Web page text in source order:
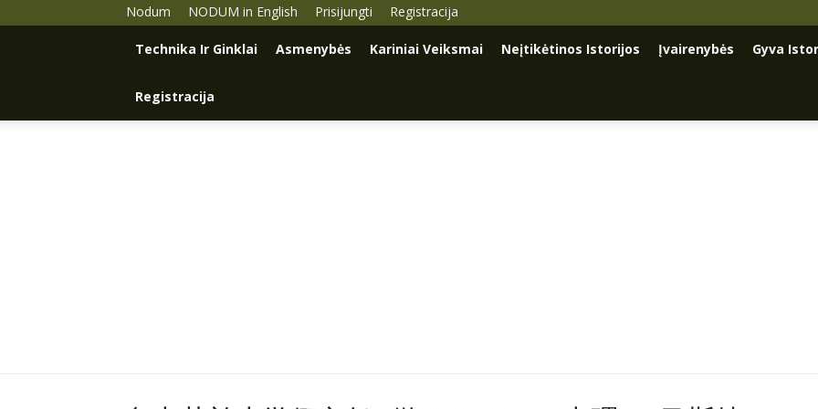
Nodum NODUM in English Prisijungti Registracija
Technika Ir Ginklai Asmenybės Kariniai Veiksmai Neįtikėtinos Istorijos Įvairenybės Gyva
Registracija